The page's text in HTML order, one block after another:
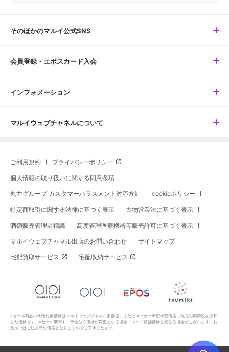
そのほかのマルイ公式SNS
会員登録・エポスカード入会
インフォメーション
マルイウェブチャネルについて
ご利用規約 プライバシーポリシー
個人情報の取り扱いに関する同意条項
丸井グループ カスタマーハラスメント対応方針 cookieポリシー
特定商取引に関する法律に基づく表示 古物営業法に基づく表示
酒類販売管理者標識 高度管理医療機器等販売許可に基づく表示
マルイウェブチャネル出店のお問い合わせ サイトマップ
宅配買取サービス 宅配収納サービス
※セール商品の比較対象価格はマルイウェブチャネル旧価格、またはメーカー希望小売価格に現在の消費税を加算
した価格です。※セール期間中、予告なく価格が変更となる場合・マルイ店舗価格と異なる場合がございます。お
支払いはご注文時の価格となりますのでご了承ください。